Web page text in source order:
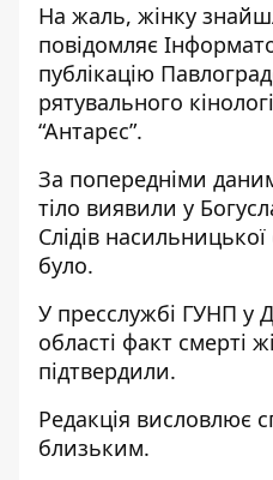
На жаль, жінку
повідомляє
публікацію
рятувального
“Антарєс”.
За попередніми
тіло виявили у
Слідів
було.
У пресслужбі ГУНП у
області факт смерті
підтвердили.
Редакція висловлює
близьким.